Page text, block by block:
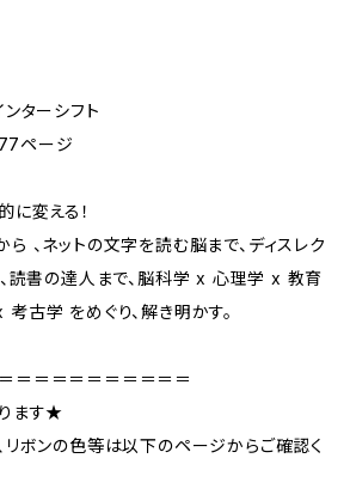
ンターシフト
ページ
に変える！
、ネットの文字を読む脳まで、ディスレク
、読書の達人まで、脳科学 x 心理学 x 教育
古学 をめぐり、解き明かす。
＝＝＝＝＝＝＝＝＝＝
ます★
リボンの色等は以下のページからご確認く